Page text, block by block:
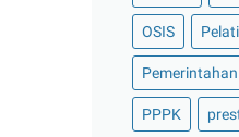
OSIS
Pemerintahan
PPPK